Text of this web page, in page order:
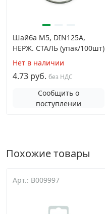
Шайба М5, DIN125A,
НЕРЖ. СТАЛЬ (упак/100шт)
Нет в наличии
4.73 руб. без НДС
Сообщить о
поступлении
Похожие товары
Арт.: B009997